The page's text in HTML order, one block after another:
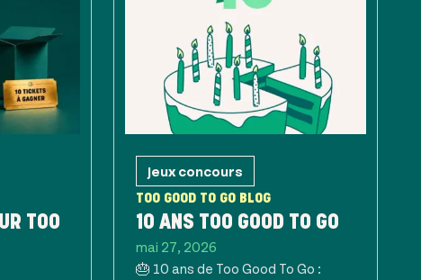
TOO
Jeux concours
TOO GOOD TO GO BLOG
10 ANS TOO GOOD TO GO
mai 27, 2026
🎂 10 ans de Too Good To Go :